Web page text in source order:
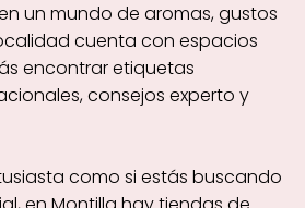
un mundo de aromas, gustos
cuenta con espacios
encontrar etiquetas
consejos experto y
como si estás buscando